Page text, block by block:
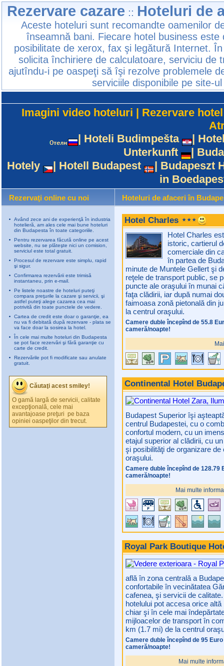
Rezervare cazare :: Hoteluri de
Aceste hoteluri sunt recomandte oamenilor
înseamnă bani. Fiecare hotel business
posibilitate de xerox, fax şi legătură Internet.
solicita închiriere de calculatoare, serviciu de
ajutîndu-i pe oaspeţi să îşi rezolve problemele
serviciile disponibile pe site-
Imagini video hoteluri | Rezervare hotel
| Hoteli Budimpešta |
Unterkunft
|
Hotely
| Hotell Budapest | Budapeszt
in
Rezervaţi online cu noi Hoteluri de afaceri în
Având zece ani de experienţă în industria
hotelieră, am ales cele mai bune hoteluri
din Budapesta în toate categoriile.
Pentru rezervarea făcută online pe acest
website, nu se plăteşte nici un comision,
serviciul este total gratuit.
Procesul de rezervare este simplu, rapid
şi sigur.
Confirmarea rezervării este trimisă
instantaneu, prin e-mail.
Pe listele noastre de hoteluri puteţi
compara preţurile la cazare şi servicii, şi
astfel puteţi alege cazarea cea mai
potrivită din toate punctele de vedere.
Cartea de credit este doar o garanţie, ea
nu va fi debitată după rezervare - plata se
va face doar la sosirea la hotel.
În cele mai multe hoteluri din Budapesta
se pot face rezervări şi fără garanţie cu
carte de credit.
Rezervările pot fi modificate sau anulate
gratuit.
Căutaţi acest smiley!
O gamă largă de servicii, calitate
excepţională, cele mai
avantajoase preţuri  pe baza
opiniei oaspeţilor din trecut.
Hotel Charles
Hotel Charles
istoric, cartierul
comerciale din
în partea de
minute de Muntele Gellert şi
reţele de transport public, se
puncte ale oraşului în munai
faţa clădirii, iar după numai
faimoasa zonă pietonală din
la centrul oraşului.
Camere duble începînd de 55.8
cameră/noapte!
Continental Hotel
Budapest Superior îşi
centrul Budapestei, cu o
confortul modern, cu un
etajul superior al clădirii, cu
şi posibilităţi de organizare
oraşului.
Camere duble începînd de 128.79
cameră/noapte!
Mai multe
Royal Park Boutique
află în zona centrală a
confortabile în vecinătatea
cafenea, şi servicii de
hotelului pot accesa orice
chiar şi în cele mai
mijloacelor de transport în
km (1.7 mi) de la centrul
Camere duble începînd de 95
cameră/noapte!
Mai multe